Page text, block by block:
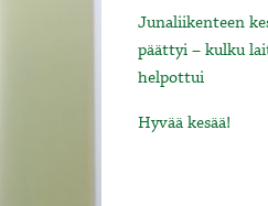
Junaliikenteen
päättyi – kulku
helpottui
Hyvää kesää!